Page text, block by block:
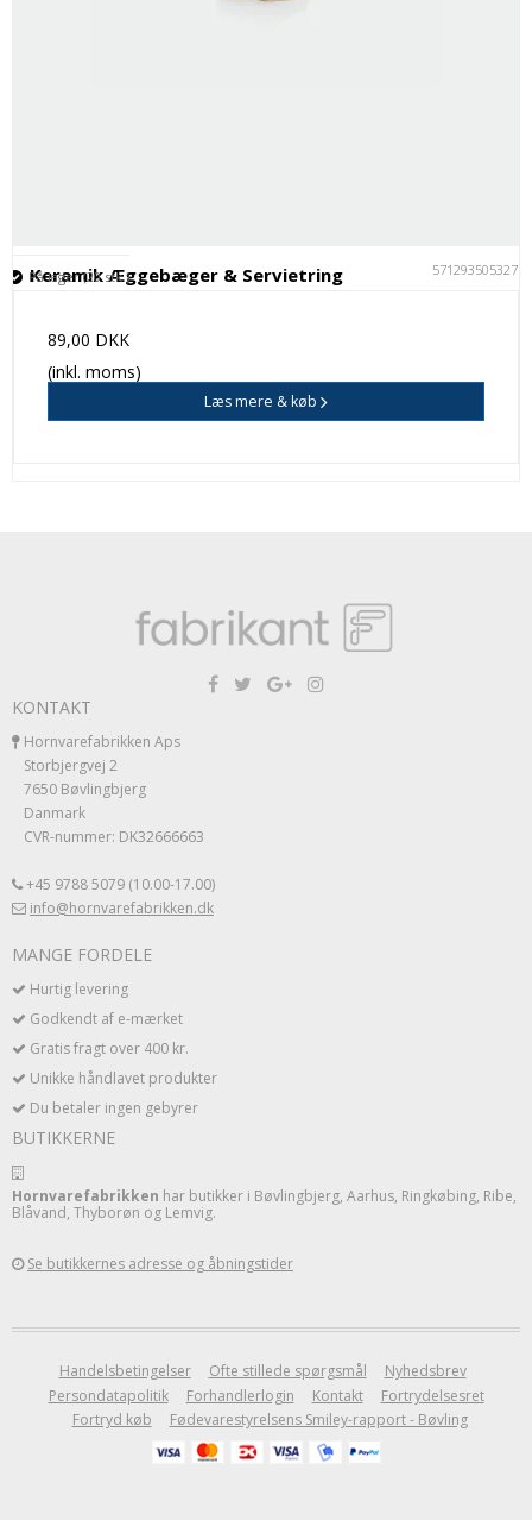
Keramik Æggebæger & Servietring 5712935053277
På lager (20 stk.)
89,00 DKK
(inkl. moms)
Læs mere & køb
KONTAKT
Hornvarefabrikken Aps
Storbjergvej 2
7650 Bøvlingbjerg
Danmark
CVR-nummer: DK32666663
+45 9788 5079 (10.00-17.00)
info@hornvarefabrikken.dk
MANGE FORDELE
Hurtig levering
Godkendt af e-mærket
Gratis fragt over 400 kr.
Unikke håndlavet produkter
Du betaler ingen gebyrer
BUTIKKERNE
Hornvarefabrikken har butikker i Bøvlingbjerg, Aarhus, Ringkøbing, Ribe,
Blåvand, Thyborøn og Lemvig.
Se butikkernes adresse og åbningstider
Handelsbetingelser Ofte stillede spørgsmål
Nyhedsbrev
Persondatapolitik
Forhandlerlogin Kontakt
Fortrydelsesret
Fortryd køb
Fødevarestyrelsens Smiley-rapport - Bøvling